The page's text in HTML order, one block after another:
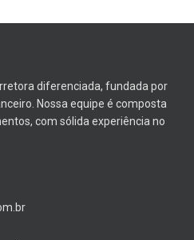
diferenciada, fundada por
Nossa equipe é composta
com sólida experiência no